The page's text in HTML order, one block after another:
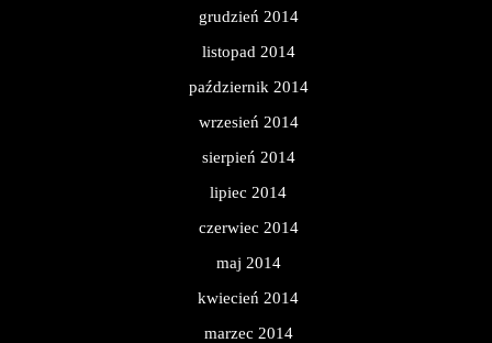
grudzień 2014
listopad 2014
październik 2014
wrzesień 2014
sierpień 2014
lipiec 2014
czerwiec 2014
maj 2014
kwiecień 2014
marzec 2014